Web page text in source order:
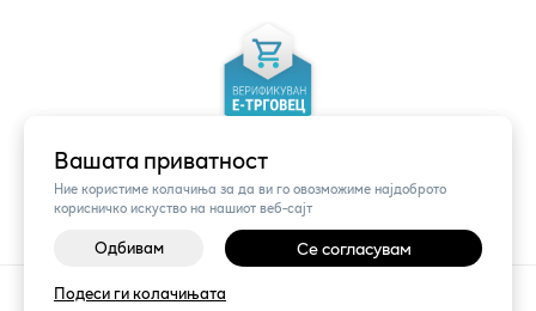
Вашата приватност
Ние користиме колачиња за да ви го овозможиме најдоброто
корисничко искуство на нашиот веб-сајт
Одбивам Се согласувам
Подеси ги колачињата
©2026